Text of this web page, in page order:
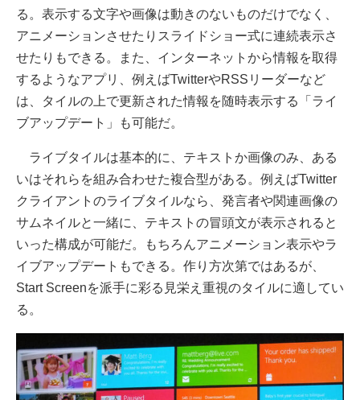
る。表示する文字や画像は動きのないものだけでなく、
アニメーションさせたりスライドショー式に連続表示さ
せたりもできる。また、インターネットから情報を取得
するようなアプリ、例えばTwitterやRSSリーダーなど
は、タイルの上で更新された情報を随時表示する「ライ
ブアップデート」も可能だ。
ライブタイルは基本的に、テキストか画像のみ、ある
いはそれらを組み合わせた複合型がある。例えばTwitter
クライアントのライブタイルなら、発言者や関連画像の
サムネイルと一緒に、テキストの冒頭文が表示されると
いった構成が可能だ。もちろんアニメーション表示やラ
イブアップデートもできる。作り方次第ではあるが、
Start Screenを派手に彩る見栄え重視のタイルに適してい
る。